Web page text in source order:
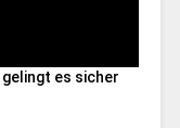
es sicher